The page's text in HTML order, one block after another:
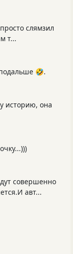
слямзил
т...
🤣.
историю, она
совершенно
авт...